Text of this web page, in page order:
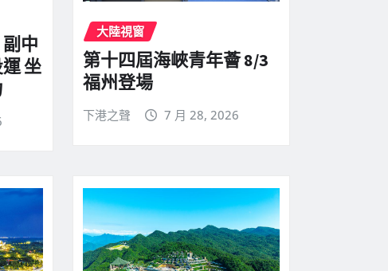
副中
坐
大陸視窗
第十四屆海峽青年薈 8/3
福州登場
下港之聲 7 月 28, 2026